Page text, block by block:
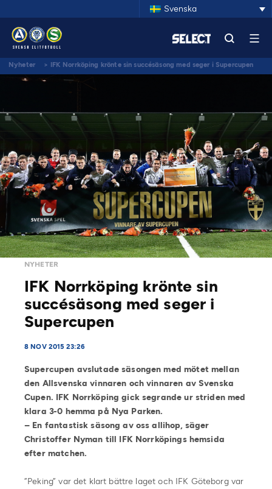
Svenska
Nyheter > IFK Norrköping krönte sin succésäsong med seger i Supercupen
NYHETER
IFK Norrköping krönte sin
succésäsong med seger i
Supercupen
8 NOV 2015 23:26
Supercupen avslutade säsongen med mötet mellan
den Allsvenska vinnaren och vinnaren av Svenska
Cupen. IFK Norrköping gick segrande ur striden med
klara 3-0 hemma på Nya Parken.
– En fantastisk säsong av oss allihop, säger
Christoffer Nyman till IFK Norrköpings hemsida
efter matchen.
”Peking” var det klart bättre laget och IFK Göteborg var